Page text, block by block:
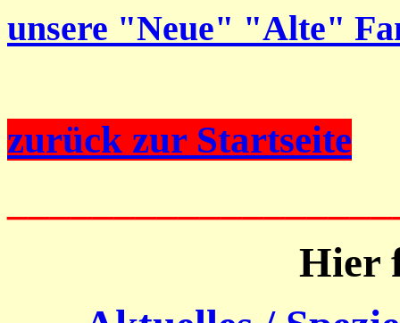
unsere "Neue" "Alte"
zurück zur Startseite
Hier